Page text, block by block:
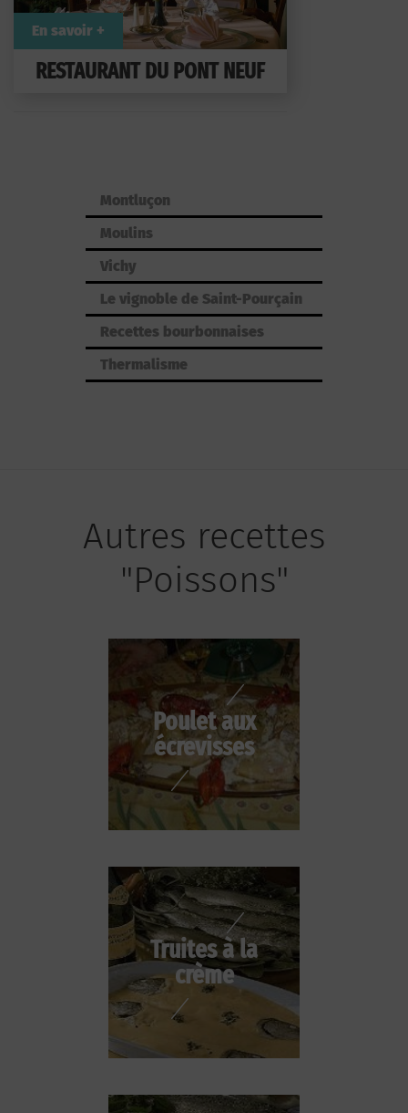
RESTAURANT DU PONT NEUF
En savoir +
Montluçon
Moulins
Vichy
Le vignoble de Saint-Pourçain
Recettes bourbonnaises
Thermalisme
Autres recettes
"Poissons"
Poulet aux
écrevisses
Truites à la
crème